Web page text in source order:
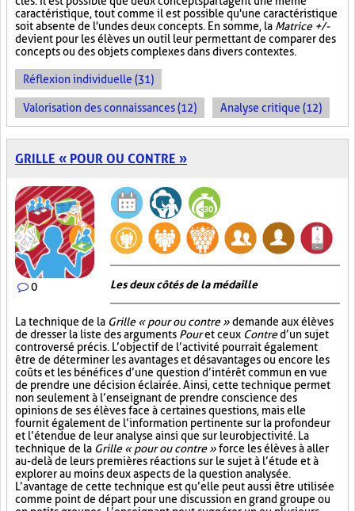
caractéristique, tout comme il est possible qu'une caractéristique
soit absente de l'un des deux concepts. En somme, la Matrice +/-
devient pour les élèves un outil leur permettant de comparer des
concepts ou des objets complexes dans divers contextes.
Réflexion individuelle (31)
Valorisation des connaissances (12) Analyse critique (12)
GRILLE « POUR OU CONTRE »
0 Les deux côtés de la médaille
La technique de la Grille « pour ou contre »demande aux élèves
de dresser la liste des arguments Pouret ceux Contred’un sujet
controversé précis. L’objectif de l’activité pourrait également
être de déterminer les avantages et désavantages ou encore les
coûts et les bénéfices d’une question d’intérêt commun en vue
de prendre une décision éclairée. Ainsi, cette technique permet
non seulement à l’enseignant de prendre conscience des
opinions de ses élèves face à certaines questions, mais elle
fournit également de l’information pertinente sur la profondeur
et l’étendue de leur analyse ainsi que sur leur objectivité. La
technique de la Grille « pour ou contre »force les élèves à aller
au-delà de leurs premières réactions sur le sujet à l’étude et à
explorer au moins deux aspects de la question analysée.
L’avantage de cette technique est qu’elle peut aussi être utilisée
comme point de départ pour une discussion en grand groupe ou